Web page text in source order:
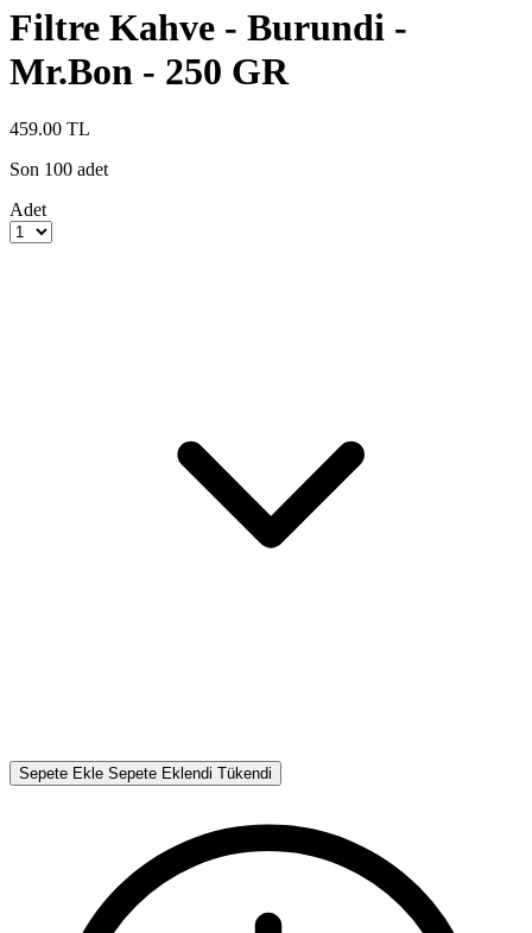
Filtre Kahve - Burundi -
Mr.Bon - 250 GR
459.00 TL
Son 100 adet
Adet
Sepete Ekle Sepete Eklendi Tükendi